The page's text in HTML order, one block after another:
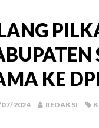
KE
2024 REDAKSI